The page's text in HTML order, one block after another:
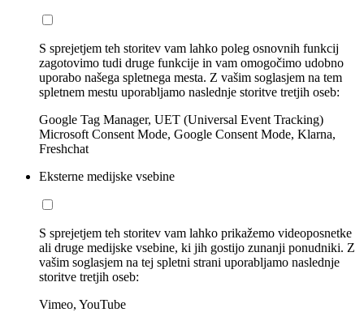
S sprejetjem teh storitev vam lahko poleg osnovnih funkcij
zagotovimo tudi druge funkcije in vam omogočimo udobno
uporabo našega spletnega mesta. Z vašim soglasjem na tem
spletnem mestu uporabljamo naslednje storitve tretjih oseb:
Google Tag Manager, UET (Universal Event Tracking)
Microsoft Consent Mode, Google Consent Mode, Klarna,
Freshchat
Eksterne medijske vsebine
S sprejetjem teh storitev vam lahko prikažemo videoposnetke
ali druge medijske vsebine, ki jih gostijo zunanji ponudniki. Z
vašim soglasjem na tej spletni strani uporabljamo naslednje
storitve tretjih oseb:
Vimeo, YouTube